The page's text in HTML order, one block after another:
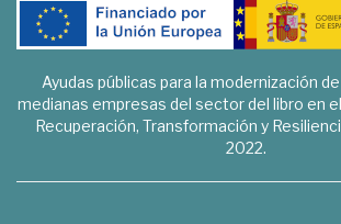
Ayudas públicas para la modernización
medianas empresas del sector del libro en
Recuperación, Transformación y
2022.